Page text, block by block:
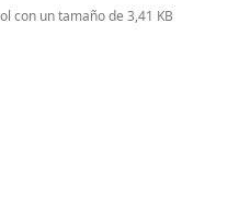
con un tamaño de 3,41 KB